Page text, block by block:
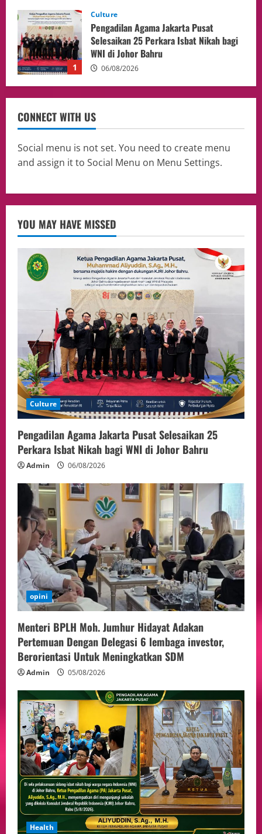
opini
Menteri BPLH Moh. Jumhur Hidayat
Adakan Pertemuan Dengan Delegasi 6
lembaga investor, Berorientasi Untuk
05/08/2026
3
Aliyuddin: Anak Indonesia di Luar Negeri
Harus Berprestasi, Berkarakter, dan
Menjaga Nama Baik Bangsa
05/08/2026
4
Putusan Diundur Lagi, Pernyataan
Hakim pada Sidang Sebelumnya Jadi
Sorotan
05/08/2026
5
Politik
Presiden Prabowo dan PM Thailand
Sepakat Perkuat Stabilitas ketahan
ASEAN Melalui Penguatan Kerjasama
Kedua Negara.
04/08/2026
CONNECT WITH US
Social menu is not set. You need to create menu
and assign it to Social Menu on Menu Settings.
YOU MAY HAVE MISSED
Culture
Pengadilan Agama Jakarta Pusat Selesaikan 25
Perkara Isbat Nikah bagi WNI di Johor Bahru
Admin 06/08/2026
opini
Menteri BPLH Moh. Jumhur Hidayat Adakan
Pertemuan Dengan Delegasi 6 lembaga investor,
Berorientasi Untuk Meningkatkan SDM
Admin 05/08/2026
Health